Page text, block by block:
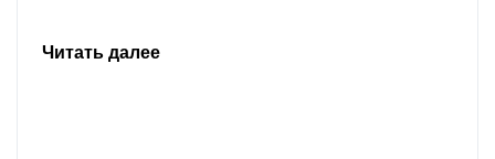
Читать далее